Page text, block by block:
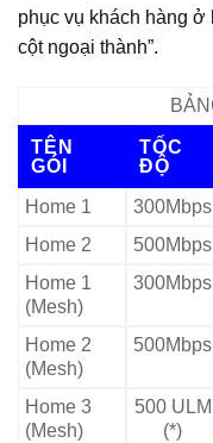
phục vụ khách hàng
cột ngoại thành”.
TÊN
GÓI
TỐC
ĐỘ
Home 1
300Mbps
Home 2
500Mbps
Home 1
(Mesh)
300Mbps
Home 2
(Mesh)
500Mbps
Home 3
(Mesh)
500 ULM
(*)